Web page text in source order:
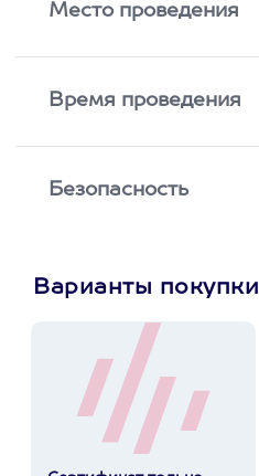
Место проведения
Время проведения
Безопасность
Варианты покупки